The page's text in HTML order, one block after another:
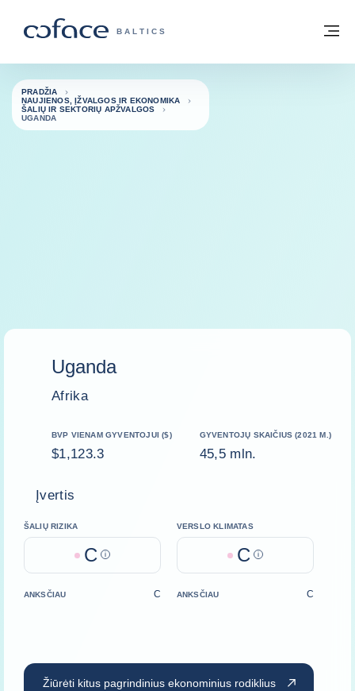
„COFACE“ FOR TRADE - GRUPĖS
BALTICS
Grįžti į pradžią
PRADŽIA
NAUJIENOS, ĮŽVALGOS IR EKONOMIKA
ŠALIŲ IR SEKTORIŲ APŽVALGOS
UGANDA
Uganda
Afrika
BVP VIENAM GYVENTOJUI ($)
$1,123.3
GYVENTOJŲ SKAIČIUS (2021 M.)
45,5 mln.
Įvertis
ŠALIŲ RIZIKA
C Help
VERSLO KLIMATAS
C Help
ANKSČIAU C ANKSČIAU C
Žiūrėti kitus pagrindinius ekonominius rodiklius